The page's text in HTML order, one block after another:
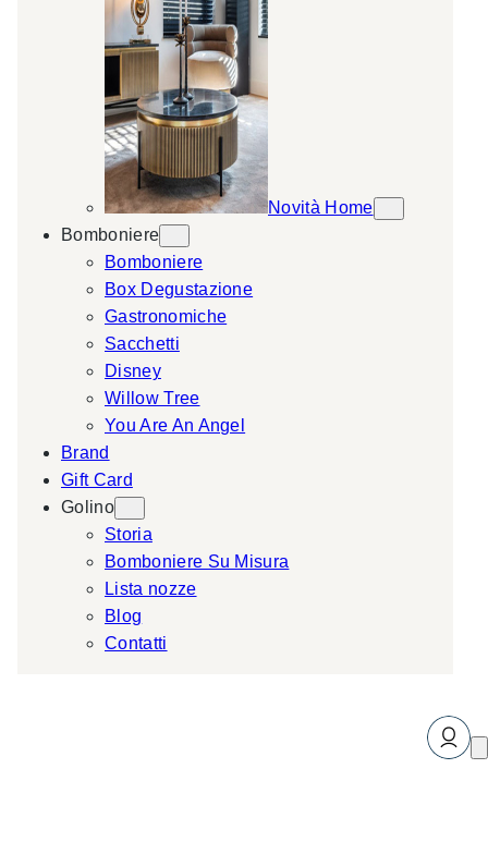
Novità Home
Bomboniere
Bomboniere
Box Degustazione
Gastronomiche
Sacchetti
Disney
Willow Tree
You Are An Angel
Brand
Gift Card
Golino
Storia
Bomboniere Su Misura
Lista nozze
Blog
Contatti